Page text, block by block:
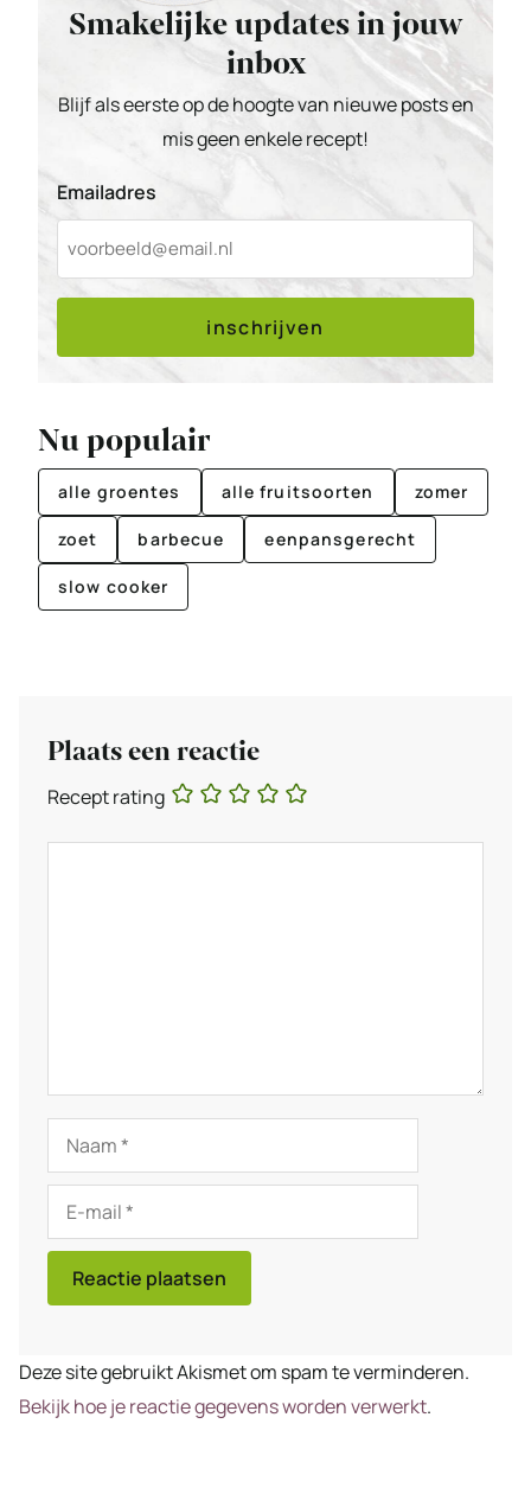
Smakelijke updates in jouw
inbox
Blijf als eerste op de hoogte van nieuwe posts en
mis geen enkele recept!
Emailadres
inschrijven
Nu populair
alle groentes alle fruitsoorten zomer
zoet barbecue eenpansgerecht
slow cooker
Plaats een reactie
Recept rating
Naam
mail
Deze site gebruikt Akismet om spam te verminderen.
Bekijk hoe je reactie gegevens worden verwerkt.